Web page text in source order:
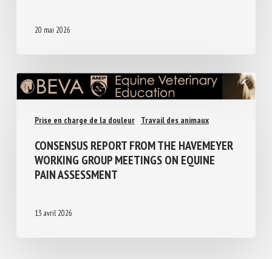
20 mai 2026
Prise en charge de la douleur Travail des animaux
CONSENSUS REPORT FROM THE HAVEMEYER
WORKING GROUP MEETINGS ON EQUINE
PAIN ASSESSMENT
13 avril 2026